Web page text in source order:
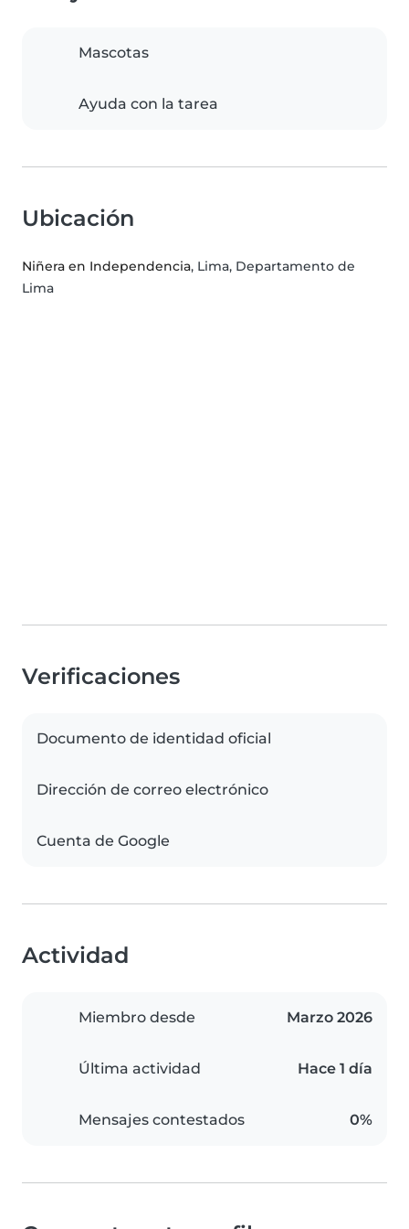
Mascotas
Ayuda con la tarea
Ubicación
Niñera en Independencia, Lima, Departamento de
Lima
Verificaciones
Documento de identidad oficial
Dirección de correo electrónico
Cuenta de Google
Actividad
Miembro desde Marzo 2026
Última actividad Hace 1 día
Mensajes contestados 0%